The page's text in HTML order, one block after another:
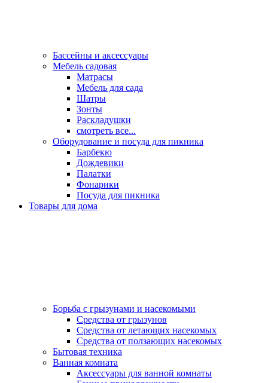
Бассейны и аксессуары
Мебель садовая
Матрасы
Мебель для сада
Шатры
Зонты
Раскладушки
смотреть все...
Оборудование и посуда для пикника
Барбекю
Дождевики
Палатки
Фонарики
Посуда для пикника
Товары для дома
Борьба с грызунами и насекомыми
Средства от грызунов
Средства от летающих насекомых
Средства от ползающих насекомых
Бытовая техника
Ванная комната
Аксессуары для ванной комнаты